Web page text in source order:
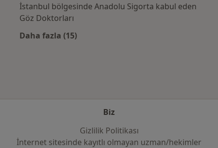
İstanbul bölgesinde Anadolu Sigorta kabul eden
Göz Doktorları
Daha fazla (15)
Biz
Gizlilik Politikası
İnternet sitesinde kayıtlı olmayan uzman/hekimler